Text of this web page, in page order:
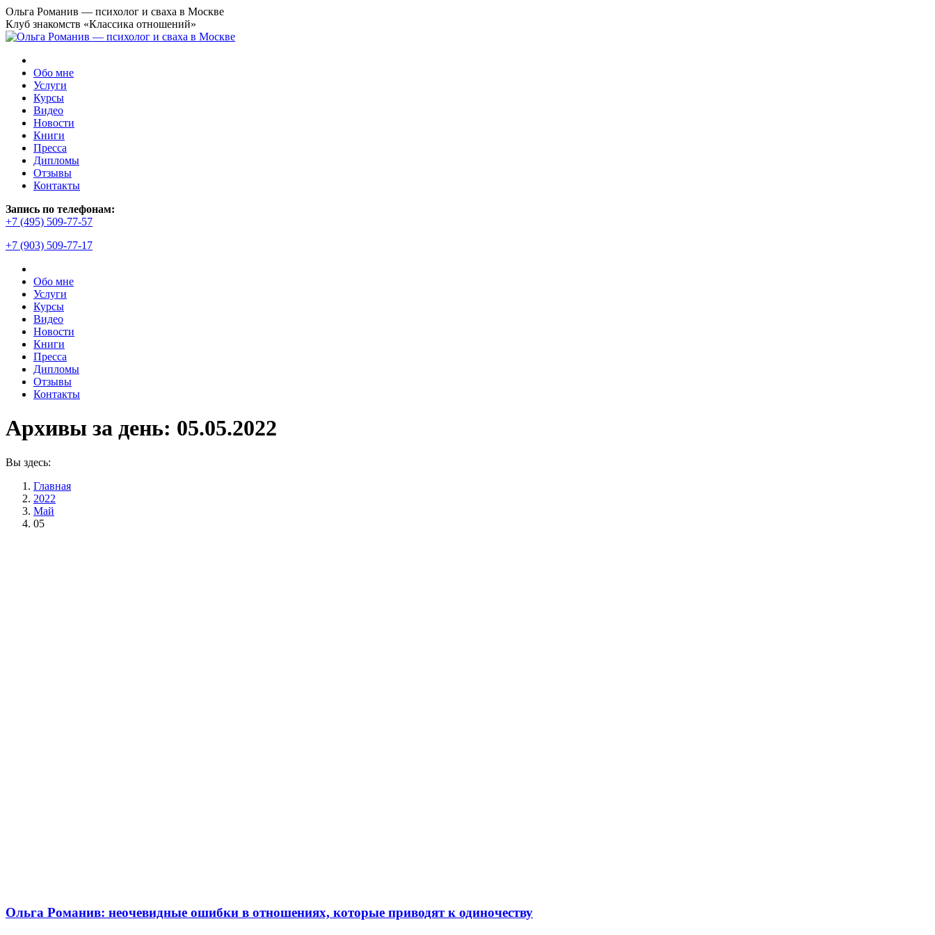
Перейти
к
содержанию
Ольга Романив — психолог и сваха в Москве
Клуб знакомств «Классика отношений»
Обо мне
Услуги
Курсы
Видео
Новости
Книги
Пресса
Дипломы
Отзывы
Контакты
Запись по телефонам:
+7 (495) 509-77-57
+7 (903) 509-77-17
Обо мне
Услуги
Курсы
Видео
Новости
Книги
Пресса
Дипломы
Отзывы
Контакты
Архивы за день: 05.05.2022
Вы здесь:
Главная
2022
Май
05
Ольга Романив: неочевидные ошибки в отношениях, которые приводят к одиночеству